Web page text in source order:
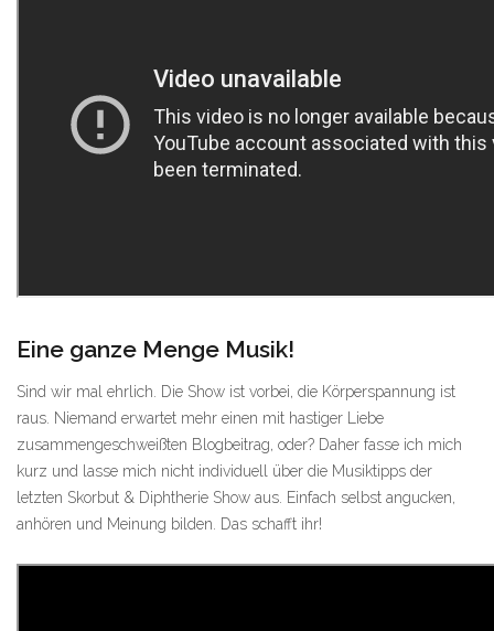
Eine ganze Menge Musik!
Sind wir mal ehrlich. Die Show ist vorbei, die Körperspannung ist
raus. Niemand erwartet mehr einen mit hastiger Liebe
zusammengeschweißten Blogbeitrag, oder? Daher fasse ich mich
kurz und lasse mich nicht individuell über die Musiktipps der
letzten Skorbut & Diphtherie Show aus. Einfach selbst angucken,
anhören und Meinung bilden. Das schafft ihr!